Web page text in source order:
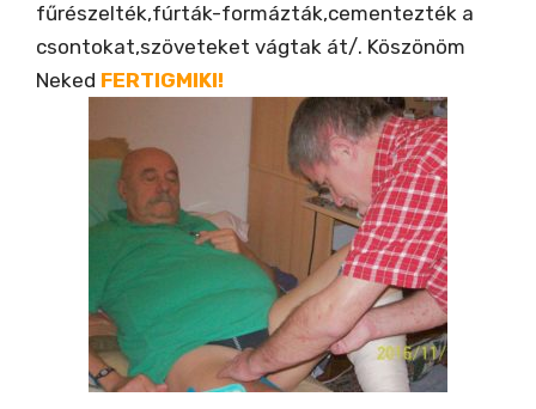
fűrészelték,fúrták-formázták,cementezték a
csontokat,szöveteket vágtak át/. Köszönöm
Neked FERTIGMIKI!